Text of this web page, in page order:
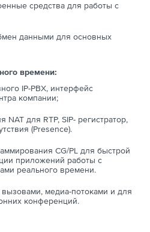
средства для работы с
данными для основных
времени:
IP-PBX, интерфейс
компании;
для RTP, SIP- регистратор,
(Presence).
CG/PL для быстрой
приложений работы с
реального времени.
медиа-потоками и для
конференций.